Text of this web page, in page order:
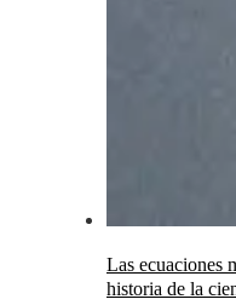
Las ecuaciones
historia de la